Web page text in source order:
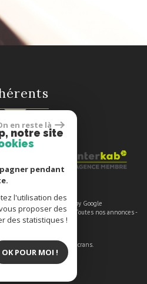
| Traduction powered by Google
-Liens- Admin Toutes nos annonces-
RGPD
à tous les types d'écrans.
en reste là
notre site
pendant
l'utilisation des
proposer des
des statistiques !
OK POUR MOI !